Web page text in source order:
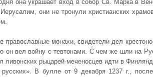
она украшает вход в собор Св. Марка в
они не тронули христианских
православные монахи, свидетели дел
он вел войну с тевтонами. С чем же шли на
ливонских рыцарей-меченосцев идти в
В булле от 9 декабря 1237 г.,